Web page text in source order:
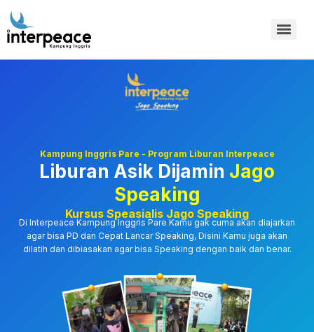
Kampung Inggris Pare - Program Liburan Interpeace
Liburan Asik Dijamin Jago
Speaking
Kursus Speasialis Jago Speaking
Di Interpeace Kampung Inggris Pare Kamu gak cuma akan diajarkan
agar bisa PD dan Cepat Lancar Speaking, Disini Kamu juga akan
dilatih dan dibiasakan agar bisa Speaking dengan baik dan benar.